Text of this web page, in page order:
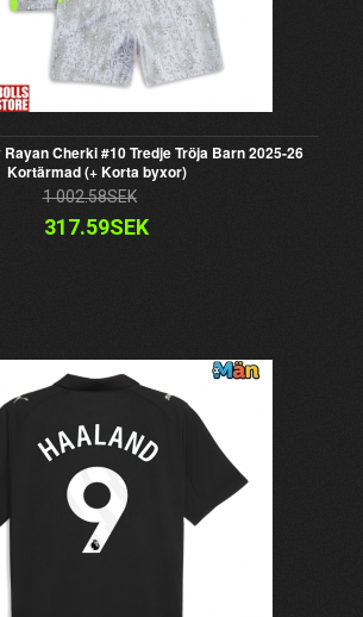
Cherki #10 Tredje Tröja Barn 2025-26
Kortärmad (+ Korta byxor)
1 002.58SEK
317.59SEK